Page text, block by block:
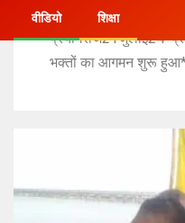
वीडियो शिक्षा
Home
उत्तर प्रदेश
भक्तों का आगमन शुरू